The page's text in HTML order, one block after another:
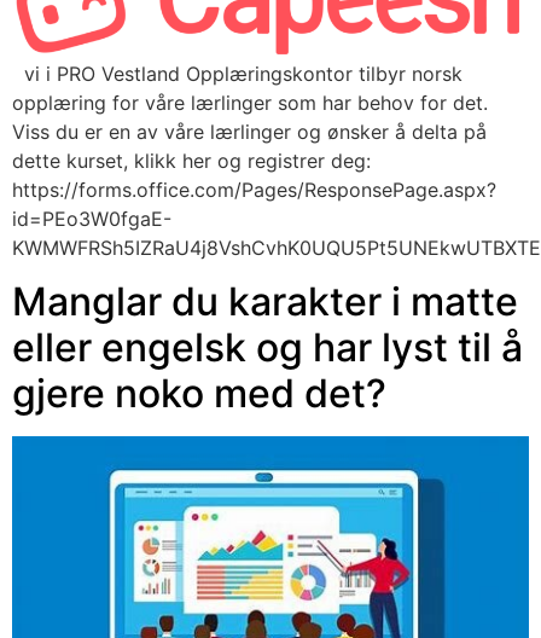
vi i PRO Vestland Opplæringskontor tilbyr norsk
opplæring for våre lærlinger som har behov for det.
Viss du er en av våre lærlinger og ønsker å delta på
dette kurset, klikk her og registrer deg:
https://forms.office.com/Pages/ResponsePage.aspx?
id=PEo3W0fgaE-
Manglar du karakter i matte
eller engelsk og har lyst til å
gjere noko med det?